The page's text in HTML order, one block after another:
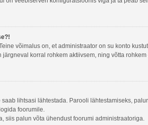
võimalus on, et administraator on su konto
korral rohkem aktiivsem, ning võtta rohkem
lihtsasi lähtestada. Parooli lähtestamiseks,
foorumile.
siis palun võta ühendust foorumi administraatoriga.